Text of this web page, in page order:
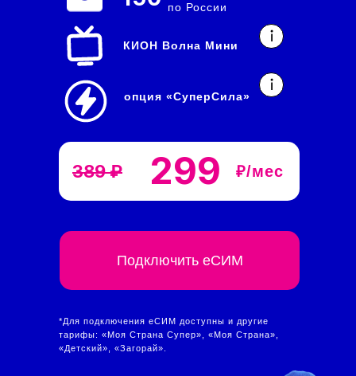
КИОН Волна Мини
по России
Подключить еСИМ
299
389 ₽ ₽/мес
опция «СуперСила»
*Для подключения еСИМ доступны и другие
тарифы: «Моя Страна Супер», «Моя Страна»,
«Детский», «Загорай».